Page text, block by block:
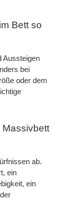
Bett so
Aussteigen
bei
oder dem
Massivbett
ab.
ein
ein